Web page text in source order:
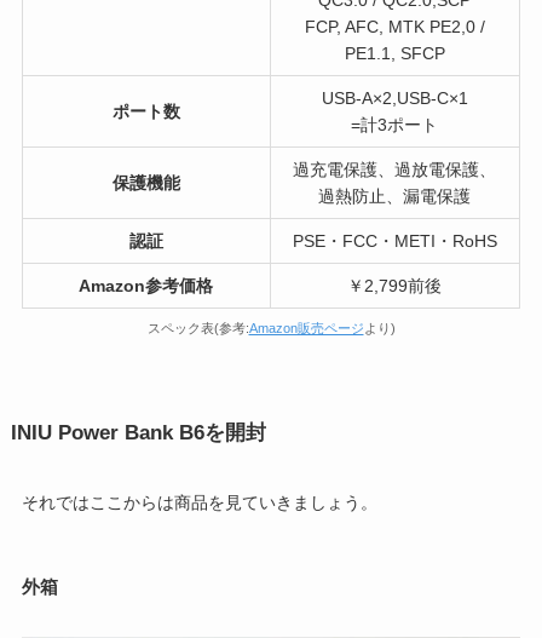
FCP, AFC, MTK PE2,0 /
PE1.1, SFCP
ポート数
USB-A×2,USB-C×1
=計3ポート
保護機能
過充電保護、過放電保護、
過熱防止、漏電保護
認証 PSE・FCC・METI・RoHS
Amazon参考価格 ￥2,799前後
スペック表(参考:Amazon販売ページ より)
INIU Power Bank B6を開封
それではここからは商品を見ていきましょう。
外箱